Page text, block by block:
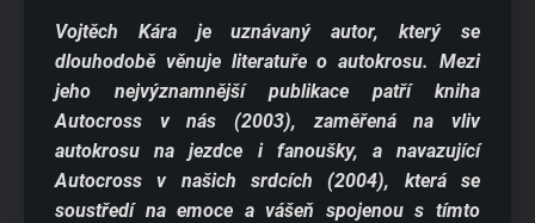
Vojtěch Kára je uznávaný autor, který se
dlouhodobě věnuje literatuře o autokrosu. Mezi
jeho nejvýznamnější publikace patří kniha
Autocross v nás (2003), zaměřená na vliv
autokrosu na jezdce i fanoušky, a navazující
Autocross v našich srdcích (2004), která se
soustředí na emoce a vášeň spojenou s tímto